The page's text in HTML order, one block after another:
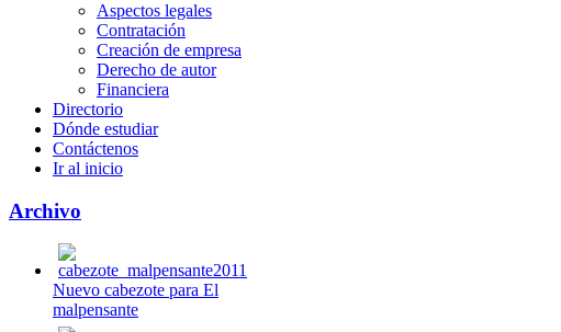
Aspectos legales
Contratación
Creación de empresa
Derecho de autor
Financiera
Directorio
Dónde estudiar
Contáctenos
Ir al inicio
Archivo
Nuevo cabezote para El
malpensante